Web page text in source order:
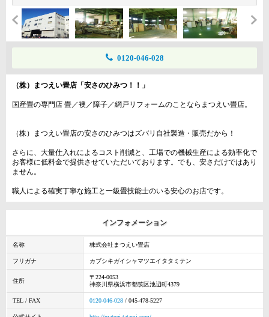
0120-046-028
（株）まつえい畳店「安さのひみつ！！」
国産畳の専門店 畳／襖／障子／網戸リフォームのことならまつえい畳店。
（株）まつえい畳店の安さのひみつはズバリ自社製造・販売だから！
さらに、大量仕入れによるコスト削減と、工場での機械生産による効率化で
お客様に低料金で提供させていただいております。でも、安さだけではあり
ません。
職人による確実丁寧な施工と一級畳技能士のいる安心のお店です。
インフォメーション
名称 株式会社まつえい畳店
フリガナ カブシキガイシャマツエイタタミテン
住所
〒224-0053
神奈川県横浜市都筑区池辺町4379
TEL / FAX 0120-046-028 / 045-478-5227